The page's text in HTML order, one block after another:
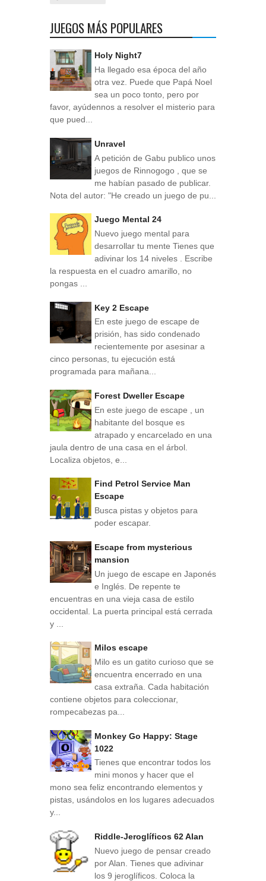
JUEGOS MÁS POPULARES
Holy Night7
Ha llegado esa época del año
otra vez. Puede que Papá Noel
sea un poco tonto, pero por
favor, ayúdennos a resolver el misterio para
que pued...
Unravel
A petición de Gabu publico unos
juegos de Rinnogogo , que se
me habían pasado de publicar.
Nota del autor: "He creado un juego de pu...
Juego Mental 24
Nuevo juego mental para
desarrollar tu mente Tienes que
adivinar los 14 niveles . Escribe
la respuesta en el cuadro amarillo, no
pongas ...
Key 2 Escape
En este juego de escape de
prisión, has sido condenado
recientemente por asesinar a
cinco personas, tu ejecución está
programada para mañana...
Forest Dweller Escape
En este juego de escape , un
habitante del bosque es
atrapado y encarcelado en una
jaula dentro de una casa en el árbol.
Localiza objetos, e...
Find Petrol Service Man
Escape
Busca pistas y objetos para
poder escapar.
Escape from mysterious
mansion
Un juego de escape en Japonés
e Inglés. De repente te
encuentras en una vieja casa de estilo
occidental. La puerta principal está cerrada
y ...
Milos escape
Milo es un gatito curioso que se
encuentra encerrado en una
casa extraña. Cada habitación
contiene objetos para coleccionar,
rompecabezas pa...
Monkey Go Happy: Stage
1022
Tienes que encontrar todos los
mini monos y hacer que el
mono sea feliz encontrando elementos y
pistas, usándolos en los lugares adecuados
y...
Riddle-Jeroglíficos 62 Alan
Nuevo juego de pensar creado
por Alan. Tienes que adivinar
los 9 jeroglíficos. Coloca la